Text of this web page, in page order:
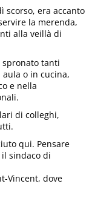
scorso, era accanto
la merenda,
alla veillà di
spronato tanti
o in cucina,
e nella
di colleghi,
qui. Pensare
sindaco di
Vincent, dove